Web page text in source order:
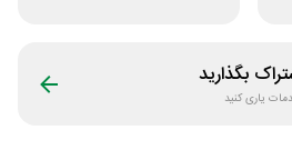
بگذارید
یاری کنید